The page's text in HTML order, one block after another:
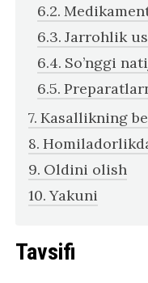
Jarrohlik
So’nggi
Kasallikning
Oldini olish
Yakuni
Tavsifi